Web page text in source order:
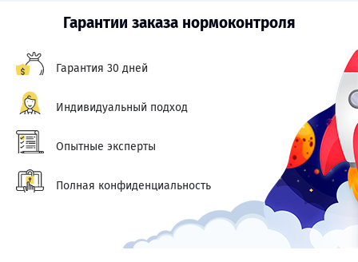
Гарантии заказа нормоконтроля
Гарантия 30 дней
Индивидуальный подход
Опытные эксперты
Полная конфиденциальность